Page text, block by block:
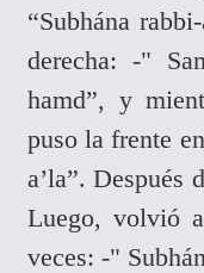
“Subhána
derecha: -"
hamd”, y
puso la frente
a’la”. Después
Luego, volvió
veces: -"